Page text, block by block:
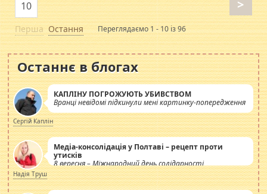
Перша
10
>
Остання Переглядаємо 1 - 10 із 96
Останнє в блогах
КАПЛІНУ ПОГРОЖУЮТЬ УБИВСТВОМ
Вранці невідомі підкинули мені картинку-попередження
Сергій Каплін
Медіа-консолідація у Полтаві – рецепт проти
утисків
8 вересня – Міжнародний день солідарності
журналістів.
Надія Труш